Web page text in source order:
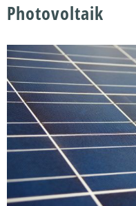
Photovoltaik